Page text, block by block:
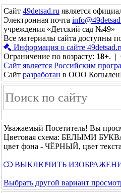
Сайт 49detsad.ru является
Электронная почта
учреждения «Детский сад №49»
Все материалы сайта доступны
Информация о сайте
Ограничение по возрасту: 18+. |
Сайт является Российским
Сайт разработан в ООО
Уважаемый Посетитель! Вы
Цветовая схема: БЕЛЫМИ
цвет фона - ЧЁРНЫЙ, цвет
ВЫКЛЮЧИТЬ
Выбрать другой вариант